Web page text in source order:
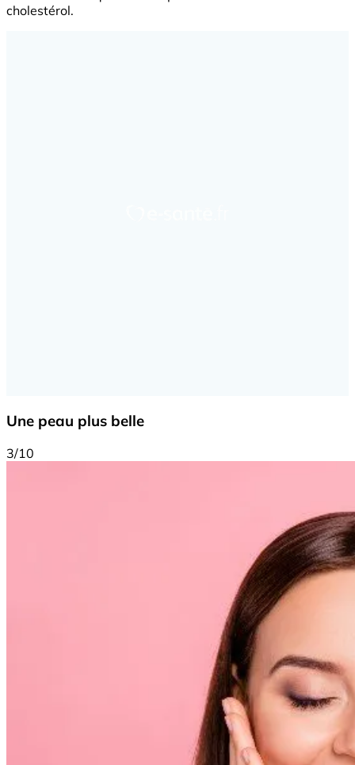
cholestérol.
Une peau plus belle
3/10